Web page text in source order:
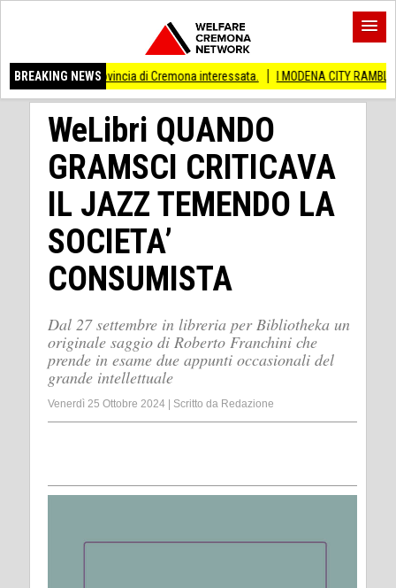
BREAKING NEWS
provincia di Cremona interessata. I MODENA CITY RAMBLERS ARRIVANO
WeLibri QUANDO
GRAMSCI CRITICAVA
IL JAZZ TEMENDO LA
SOCIETA’
CONSUMISTA
Dal 27 settembre in libreria per Bibliotheka un
originale saggio di Roberto Franchini che
prende in esame due appunti occasionali del
grande intellettuale
Venerdì 25 Ottobre 2024 Scritto da Redazione